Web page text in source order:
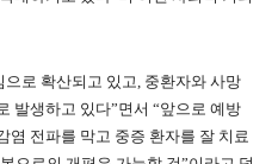
로 확산되고 있고, 중환자와 사망
발생하고 있다”면서 “앞으로 예방
염 전파를 막고 중증 환자를 잘 치료